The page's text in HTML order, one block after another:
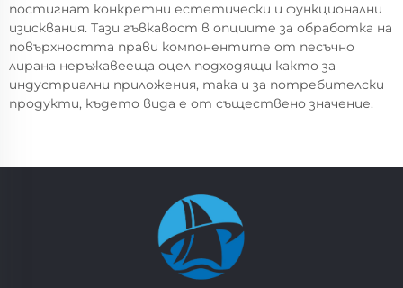
постигнат конкретни естетически и функционални
изисквания. Тази гъвкавост в опциите за обработка на
повърхността прави компонентите от песъчно
лирана неръжавееща оцел подходящи както за
индустриални приложения, така и за потребителски
продукти, където вида е от съществено значение.